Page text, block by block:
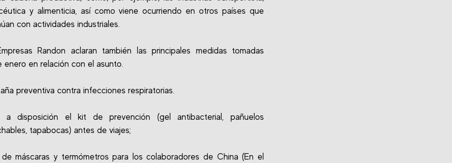
y alimenticia, así como viene ocurriendo en otros países que
con actividades industriales.
Randon aclaran también las principales medidas tomadas
enero en relación con el asunto.
preventiva contra infecciones respiratorias.
a disposición el kit de prevención (gel antibacterial, pañuelos
tapabocas) antes de viajes;
de máscaras y termómetros para los colaboradores de China (En el